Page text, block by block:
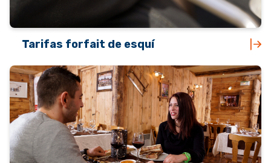
Tarifas forfait de esquí